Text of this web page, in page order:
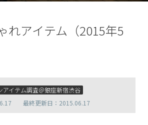
れアイテム（2015年5
アイテム調査＠銀座新宿渋谷
最終更新日：2015.06.17